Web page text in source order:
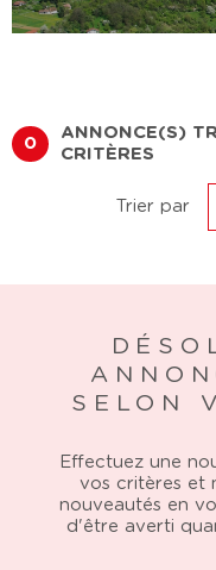
0
ANNONCE(S)
CRITÈRES
Trier par
SELON
Effectuez une
vos critères et
nouveautés en
d'être averti